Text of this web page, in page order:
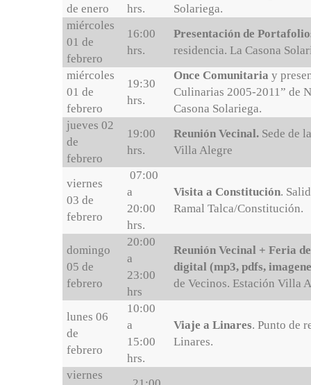
de enero
hrs.
Solariega.
miércoles
01 de
febrero
16:00
hrs.
Presentación de
residencia. La Casona
miércoles
01 de
febrero
19:30
hrs.
Once Comunitaria y
Culinarias 2005-2011” de
Casona Solariega.
jueves 02
de
febrero
19:00
hrs.
Reunión Vecinal. Sede de
Villa Alegre
viernes
03 de
febrero
07:00
a
20:00
hrs.
Visita a Constitución.
Ramal Talca/Constitución.
domingo
05 de
febrero
20:00
a
23:00
hrs
Reunión Vecinal + Feria
digital (mp3, pdfs,
de Vecinos. Estación Villa
lunes 06
de
febrero
10:00
a
15:00
hrs.
Viaje a Linares. Punto de
Linares.
viernes